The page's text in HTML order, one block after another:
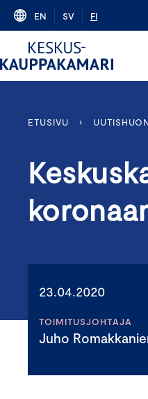
Skip
content
EN SV FI
ETUSIVU ›
23.04.2020
TOIMITUSJOHTAJA
Juho